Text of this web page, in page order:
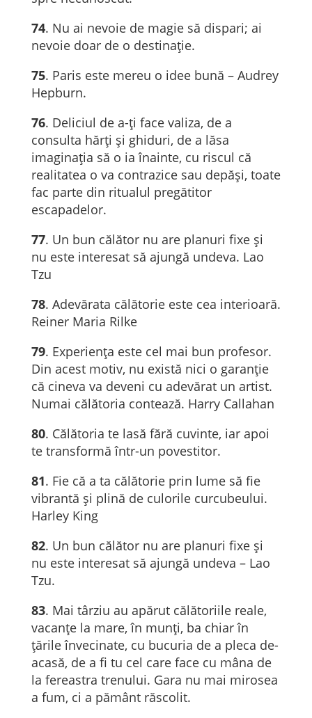
74. Nu ai nevoie de magie să dispari; ai
nevoie doar de o destinație.
75. Paris este mereu o idee bună – Audrey
Hepburn.
76. Deliciul de a-ţi face valiza, de a
consulta hărţi şi ghiduri, de a lăsa
imaginaţia să o ia înainte, cu riscul că
realitatea o va contrazice sau depăşi, toate
fac parte din ritualul pregătitor
escapadelor.
77. Un bun călător nu are planuri fixe și
nu este interesat să ajungă undeva. Lao
Tzu
78. Adevărata călătorie este cea interioară.
Reiner Maria Rilke
79. Experiența este cel mai bun profesor.
Din acest motiv, nu există nici o garanție
că cineva va deveni cu adevărat un artist.
Numai călătoria contează. Harry Callahan
80. Călătoria te lasă fără cuvinte, iar apoi
te transformă într-un povestitor.
81. Fie că a ta călătorie prin lume să fie
vibrantă și plină de culorile curcubeului.
Harley King
82. Un bun călător nu are planuri fixe și
nu este interesat să ajungă undeva – Lao
Tzu.
83. Mai târziu au apărut călătoriile reale,
vacanţe la mare, în munţi, ba chiar în
ţările învecinate, cu bucuria de a pleca de-
acasă, de a fi tu cel care face cu mâna de
la fereastra trenului. Gara nu mai mirosea
a fum, ci a pământ răscolit.